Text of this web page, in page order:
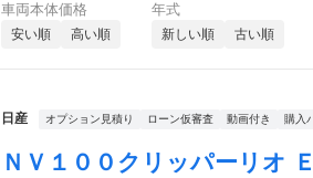
車両本体価格
安い順 高い順
年式
新しい順 古い順
日産 オプション見積り ローン仮審査 動画付き 購入